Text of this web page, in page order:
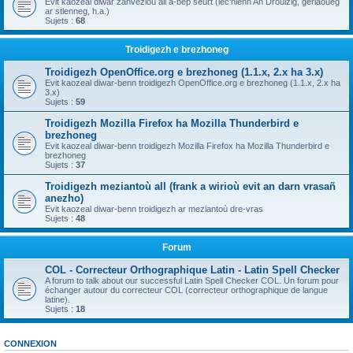
ar stlenneg, h.a.)
Sujets : 68
Troidigezh e brezhoneg
Troidigezh OpenOffice.org e brezhoneg (1.1.x, 2.x ha 3.x)
Evit kaozeal diwar-benn troidigezh OpenOffice.org e brezhoneg (1.1.x, 2.x ha
3.x)
Sujets : 59
Troidigezh Mozilla Firefox ha Mozilla Thunderbird e
brezhoneg
Evit kaozeal diwar-benn troidigezh Mozilla Firefox ha Mozilla Thunderbird e
brezhoneg
Sujets : 37
Troidigezh meziantoù all (frank a wirioù evit an darn vrasañ
anezho)
Evit kaozeal diwar-benn troidigezh ar meziantoù dre-vras
Sujets : 48
Forum
COL - Correcteur Orthographique Latin - Latin Spell Checker
A forum to talk about our successful Latin Spell Checker COL. Un forum pour
échanger autour du correcteur COL (correcteur orthographique de langue
latine).
Sujets : 18
CONNEXION